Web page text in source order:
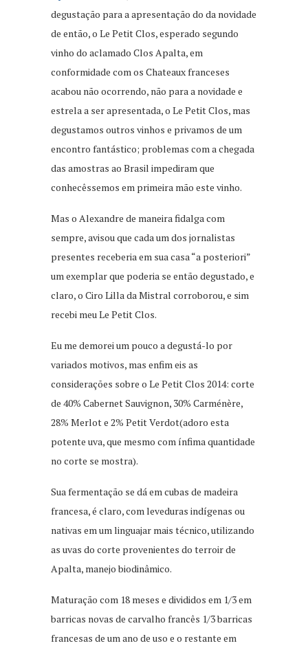
degustação para a apresentação do da novidade
de então, o Le Petit Clos, esperado segundo
vinho do aclamado Clos Apalta, em
conformidade com os Chateaux franceses
acabou não ocorrendo, não para a novidade e
estrela a ser apresentada, o Le Petit Clos, mas
degustamos outros vinhos e privamos de um
encontro fantástico; problemas com a chegada
das amostras ao Brasil impediram que
conhecêssemos em primeira mão este vinho.
Mas o Alexandre de maneira fidalga com
sempre, avisou que cada um dos jornalistas
presentes receberia em sua casa “a posteriori”
um exemplar que poderia se então degustado, e
claro, o Ciro Lilla da Mistral corroborou, e sim
recebi meu Le Petit Clos.
Eu me demorei um pouco a degustá-lo por
variados motivos, mas enfim eis as
considerações sobre o Le Petit Clos 2014: corte
de 40% Cabernet Sauvignon, 30% Carménère,
28% Merlot e 2% Petit Verdot(adoro esta
potente uva, que mesmo com ínfima quantidade
no corte se mostra).
Sua fermentação se dá em cubas de madeira
francesa, é claro, com leveduras indígenas ou
nativas em um linguajar mais técnico, utilizando
as uvas do corte provenientes do terroir de
Apalta, manejo biodinâmico.
Maturação com 18 meses e divididos em 1/3 em
barricas novas de carvalho francês 1/3 barricas
francesas de um ano de uso e o restante em